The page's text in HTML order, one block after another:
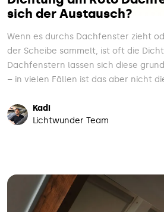
sich der Austausch?
Wenn es durchs Dachfenster zieht
der Scheibe sammelt, ist oft die
Dachfenstern lassen sich diese
– in vielen Fällen ist das aber nicht
Kadi
Lichtwunder Team